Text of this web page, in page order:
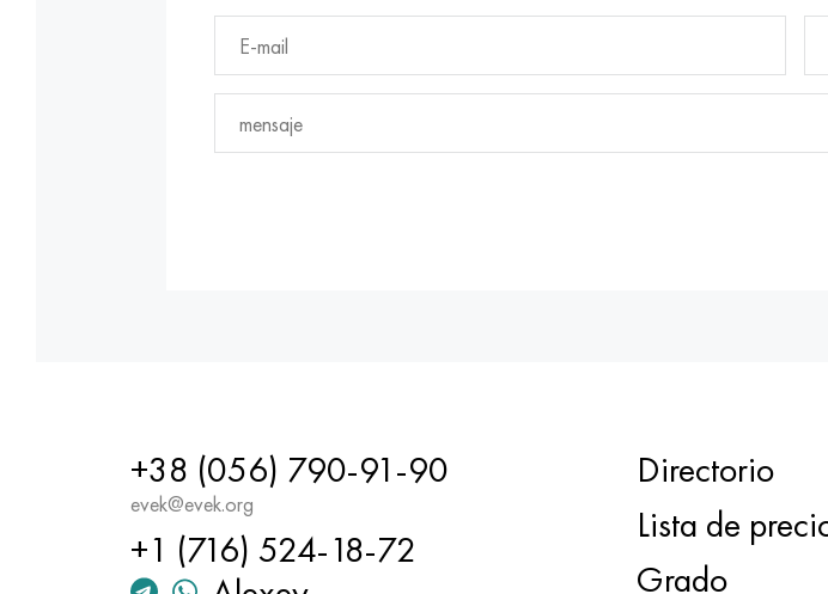
+38 (056) 790-91-90
evek@evek.org
+1 (716) 524-18-72
Directorio
Lista de
Grado